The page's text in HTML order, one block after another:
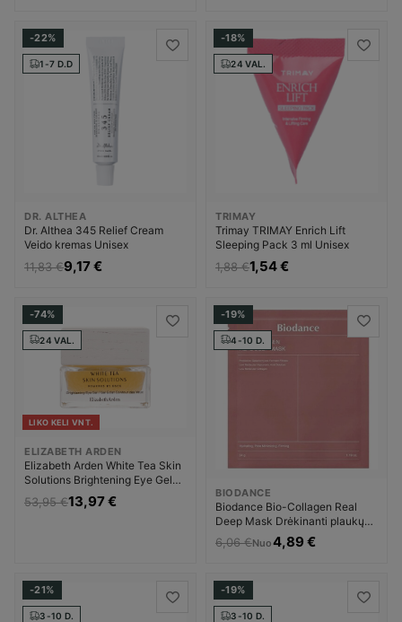
-22%
1-7 D.D
DR. ALTHEA
Dr. Althea 345 Relief Cream
Veido kremas Unisex
11,83 €9,17 €
-18%
24 VAL.
TRIMAY
Trimay TRIMAY Enrich Lift
Sleeping Pack 3 ml Unisex
1,88 €1,54 €
-74%
24 VAL.
LIKO KELI VNT.
ELIZABETH ARDEN
Elizabeth Arden White Tea Skin
Solutions Brightening Eye Gel
Paakių gelis Moterims
53,95 €13,97 €
-19%
4-10 D.
BIODANCE
Biodance Bio-Collagen Real
Deep Mask Drėkinanti plaukų
kaukė Unisex
6,06 €Nuo4,89 €
-21%
3-10 D.
-19%
3-10 D.